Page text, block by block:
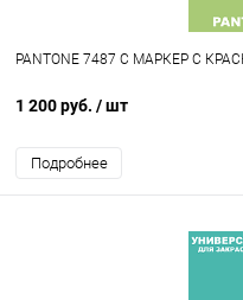
PANTONE 7487 C МАРКЕР С
1 200 руб. / шт
Подробнее